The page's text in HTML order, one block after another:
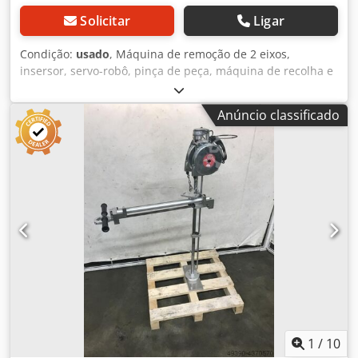
Solicitar Ligar
Condição: usado, Máquina de remoção de 2 eixos,
insersor, servo-robô, pinça de peça, máquina de recolha e
colocação, robô de remoção Dispositivo de remoção,
dispositivo de manuseamento para prensas, tornos, etc.
GETECHA Tipo GL-20S N.º 13836 Ano de fabrico 10/2003
Curso do eixo Z 1900 mm Dcedpfsharwyjx Adkok Curso do
eixo Y 250 mm Velocidade de deslocação do eixo Z máx.
1100 mm/seg. Velocidade de deslocação do eixo Y máx. 227
mm/seg. Velocidade de deslocação contínua nos eixos Y e
Z através de servomotores SMB - Movimento preciso dos
eixos através de guias lineares - sistema de controlo epis -
Painel de controlo oposto - Controlo da correia
transportadora, ímanes da pinça, cilindro de rutura do
cordão, vácuo, pinça - Entradas de monitorização externas
para paragem de emergência, prensa aberta, prensa
fechada, portas de segurança fechadas, automático - Pinça
montada com 3 ímanes de elevação, 3 cilindros
pneumáticos de expulsão (curso de 30 mm), 1 cilindro
Anúncio classificado
1 / 10